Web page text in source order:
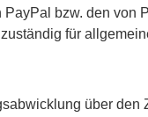
bzw. den
für
über